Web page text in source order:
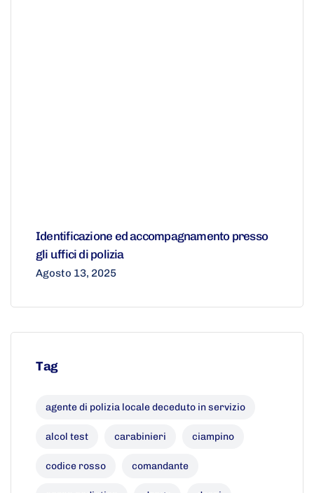
Identificazione ed accompagnamento presso
gli uffici di polizia
Agosto 13, 2025
Tag
agente di polizia locale deceduto in servizio
alcol test carabinieri ciampino
codice rosso comandante